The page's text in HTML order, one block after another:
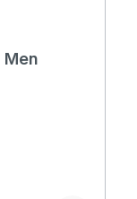
5 Sternen